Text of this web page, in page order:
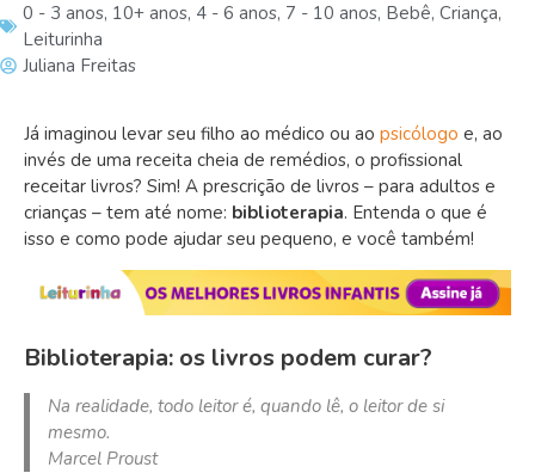
0 - 3 anos, 10+ anos, 4 - 6 anos, 7 - 10 anos, Bebê, Criança,
Leiturinha
Juliana Freitas
Já imaginou levar seu filho ao médico ou ao psicólogo e, ao
invés de uma receita cheia de remédios, o profissional
receitar livros? Sim! A prescrição de livros – para adultos e
crianças – tem até nome: biblioterapia. Entenda o que é
isso e como pode ajudar seu pequeno, e você também!
Biblioterapia: os livros podem curar?
Na realidade, todo leitor é, quando lê, o leitor de si
mesmo.
Marcel Proust